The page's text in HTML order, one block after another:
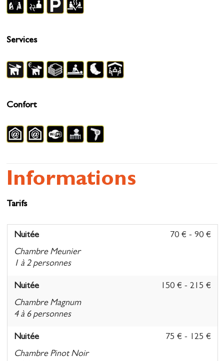
Services
Confort
Informations
Tarifs
Nuitée
70 € - 90 €
Chambre Meunier
1 à 2 personnes
Nuitée
150 € - 215 €
Chambre Magnum
4 à 6 personnes
Nuitée
75 € - 125 €
Chambre Pinot Noir